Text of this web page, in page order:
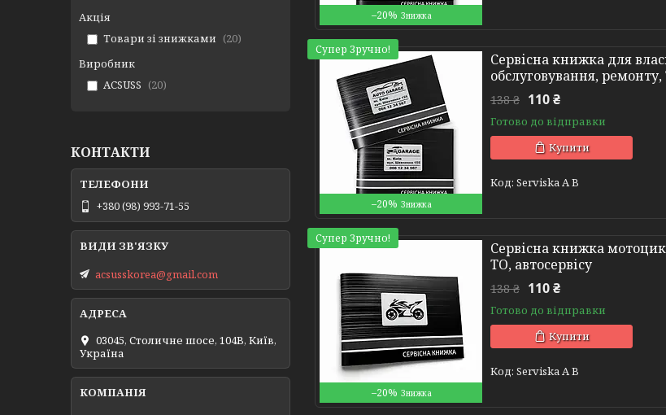
–20%
Супер Зручно!
–20%
Сервісна книжка для
обслуговування,
138 ₴ 110 ₴
Готово до відправки
Купити
Serviska A B
Супер Зручно!
–20%
Сервісна книжка
ТО, автосервісу
138 ₴ 110 ₴
Готово до відправки
Купити
Serviska A B
Акція
Товари зі знижками
20
Виробник
ACSUSS
20
КОНТАКТИ
+380 (98) 993-71-55
acsusskorea@gmail.com
03045, Столичне шосе, 104B, Київ,
Україна